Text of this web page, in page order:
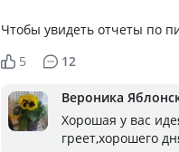
Чтобы увидеть отчеты по
5
12
Вероника
Хорошая у вас
греет,хорошего